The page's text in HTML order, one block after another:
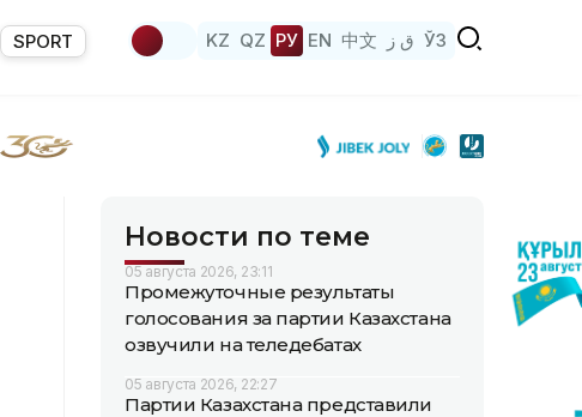
SPORT KZ QZ РУ EN 中文 ق ز ЎЗ
Новости по теме
05 августа 2026, 23:11
Промежуточные результаты
голосования за партии Казахстана
озвучили на теледебатах
05 августа 2026, 22:27
Партии Казахстана представили